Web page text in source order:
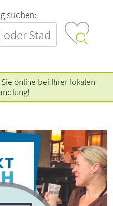
‍s‍u‍c‍h‍e‍n‍:‍
online bei Ihrer lokalen